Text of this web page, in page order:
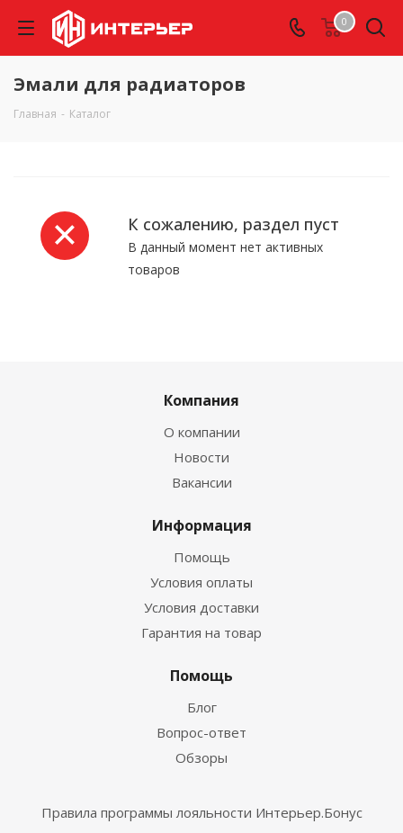
0
Эмали для радиаторов
Главная - Каталог
К сожалению, раздел пуст
В данный момент нет активных
товаров
Компания
О компании
Новости
Вакансии
Информация
Помощь
Условия оплаты
Условия доставки
Гарантия на товар
Помощь
Блог
Вопрос-ответ
Обзоры
Правила программы лояльности Интерьер.Бонус